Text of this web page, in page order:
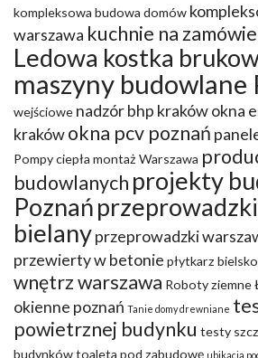
kompleksowa budowa domów
warszawa kuchnie na
Ledowa kostka
maszyny budowlane
wejściowe nadzór bhp krakówokna
krakówokna pcv poznań
Pompy ciepła montaż Warszawa
budowlanych projekty
Poznań
bielanyprzeprowadzki
przewierty w betonie płytkarz bielsko
wnętrz warszawa Roboty ziemne
okienne poznań Tanie domy drewniane
powietrznej budynku testy
budynkówtoaleta pod zabudowę ubikacja